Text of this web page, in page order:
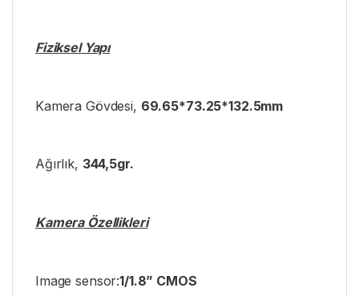
Fiziksel Yapı
Kamera Gövdesi, 69.65*73.25*132.5mm
Ağırlık, 344,5gr.
Kamera Özellikleri
Image sensor:1/1.8” CMOS